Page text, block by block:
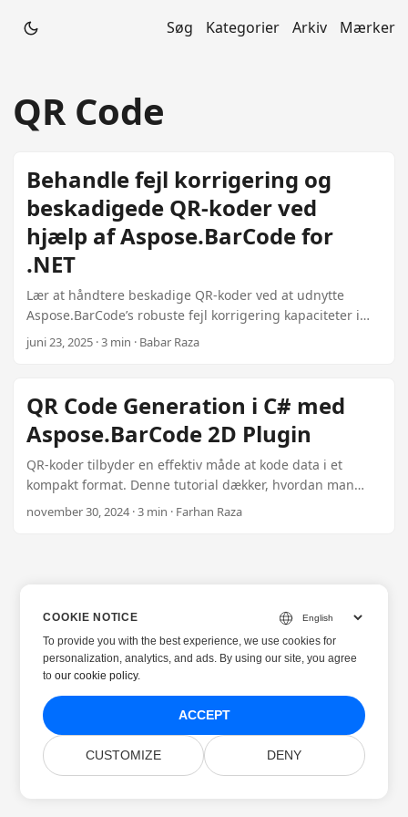
Søg Kategorier Arkiv Mærker
QR Code
Behandle fejl korrigering og
beskadigede QR-koder ved
hjælp af Aspose.BarCode for
.NET
Lær at håndtere beskadige QR-koder ved at udnytte
Aspose.BarCode’s robuste fejl korrigering kapaciteter i
C#. Følg denne omfattende tutorial for pålidelig barcode
scanning selv med partielt obscure eller dirty koder.
juni 23, 2025 · 3 min · Babar Raza
QR Code Generation i C# med
Aspose.BarCode 2D Plugin
QR-koder tilbyder en effektiv måde at kode data i et
kompakt format. Denne tutorial dækker, hvordan man
genererer en QR-kod programmeret i C# ved hjælp af
november 30, 2024 · 3 min · Farhan Raza
COOKIE NOTICE
To provide you with the best experience, we use cookies for
personalization, analytics, and ads. By using our site, you agree
toour cookie policy.
ACCEPT
CUSTOMIZE DENY